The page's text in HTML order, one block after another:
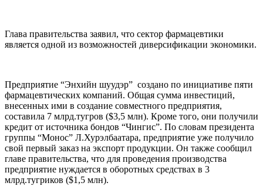
Глава правительства заявил, что сектор фармацевтики
является одной из возможностей диверсификации экономики.
Предприятие “Энхийн шуудэр” создано по инициативе пяти
фармацевтических компаний. Общая сумма инвестиций,
внесенных ими в создание совместного предприятия,
составила 7 млрд.тугров ($3,5 млн). Кроме того, они получили
кредит от источника бондов “Чингис”. По словам президента
группы “Монос” Л.Хурэлбаатара, предприятие уже получило
свой первый заказ на экспорт продукции. Он также сообщил
главе правительства, что для проведения производства
предприятие нуждается в оборотных средствах в 3
млрд.тугриков ($1,5 млн).